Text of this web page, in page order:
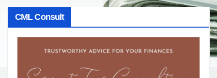
CML Consult